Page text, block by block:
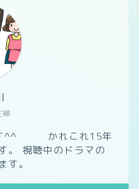
婦
す^^ かれこれ15年
。 視聴中のドラマの
す。